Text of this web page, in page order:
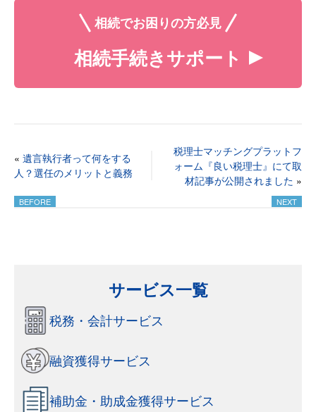
相続でお困りの方必見
相続手続きサポート
« 遺言執行者って何をする
人？選任のメリットと義務
税理士マッチングプラットフ
ォーム『良い税理士』にて取
材記事が公開されました »
サービス一覧
税務・会計サービス
融資獲得サービス
補助金・助成金獲得サービス